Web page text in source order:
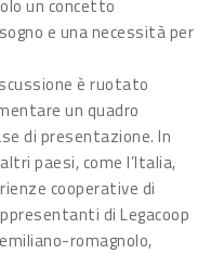
un concetto
e una necessità per
è ruotato
un quadro
di presentazione. In
paesi, come l’Italia,
cooperative di
di Legacoop
romagnolo,